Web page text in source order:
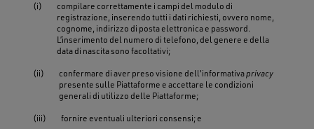
(i)
compilare correttamente i campi del modulo di
registrazione, inserendo tutti i dati richiesti, ovvero nome,
cognome, indirizzo di posta elettronica e password.
L’inserimento del numero di telefono, del genere e della
data di nascita sono facoltativi;
(ii) confermare di aver preso visione dell'informativaprivacy
presente sulle Piattaforme e accettare le condizioni
generali di utilizzo delle Piattaforme;
(iii) fornire eventuali ulteriori consensi; e